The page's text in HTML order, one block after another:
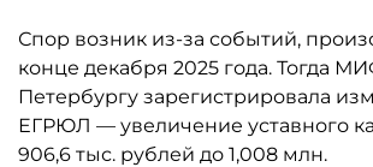
Спор возник из-за событий,
конце декабря 2025 года. Тогда
Петербургу зарегистрировала
ЕГРЮЛ — увеличение уставного
906,6 тыс. рублей до 1,008 млн.